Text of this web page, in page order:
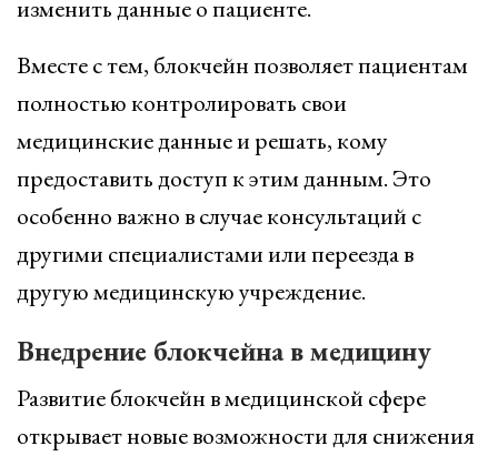
изменить данные о пациенте.
Вместе с тем, блокчейн позволяет пациентам
полностью контролировать свои
медицинские данные и решать, кому
предоставить доступ к этим данным. Это
особенно важно в случае консультаций с
другими специалистами или переезда в
другую медицинскую учреждение.
Внедрение блокчейна в медицину
Развитие блокчейн в медицинской сфере
открывает новые возможности для снижения